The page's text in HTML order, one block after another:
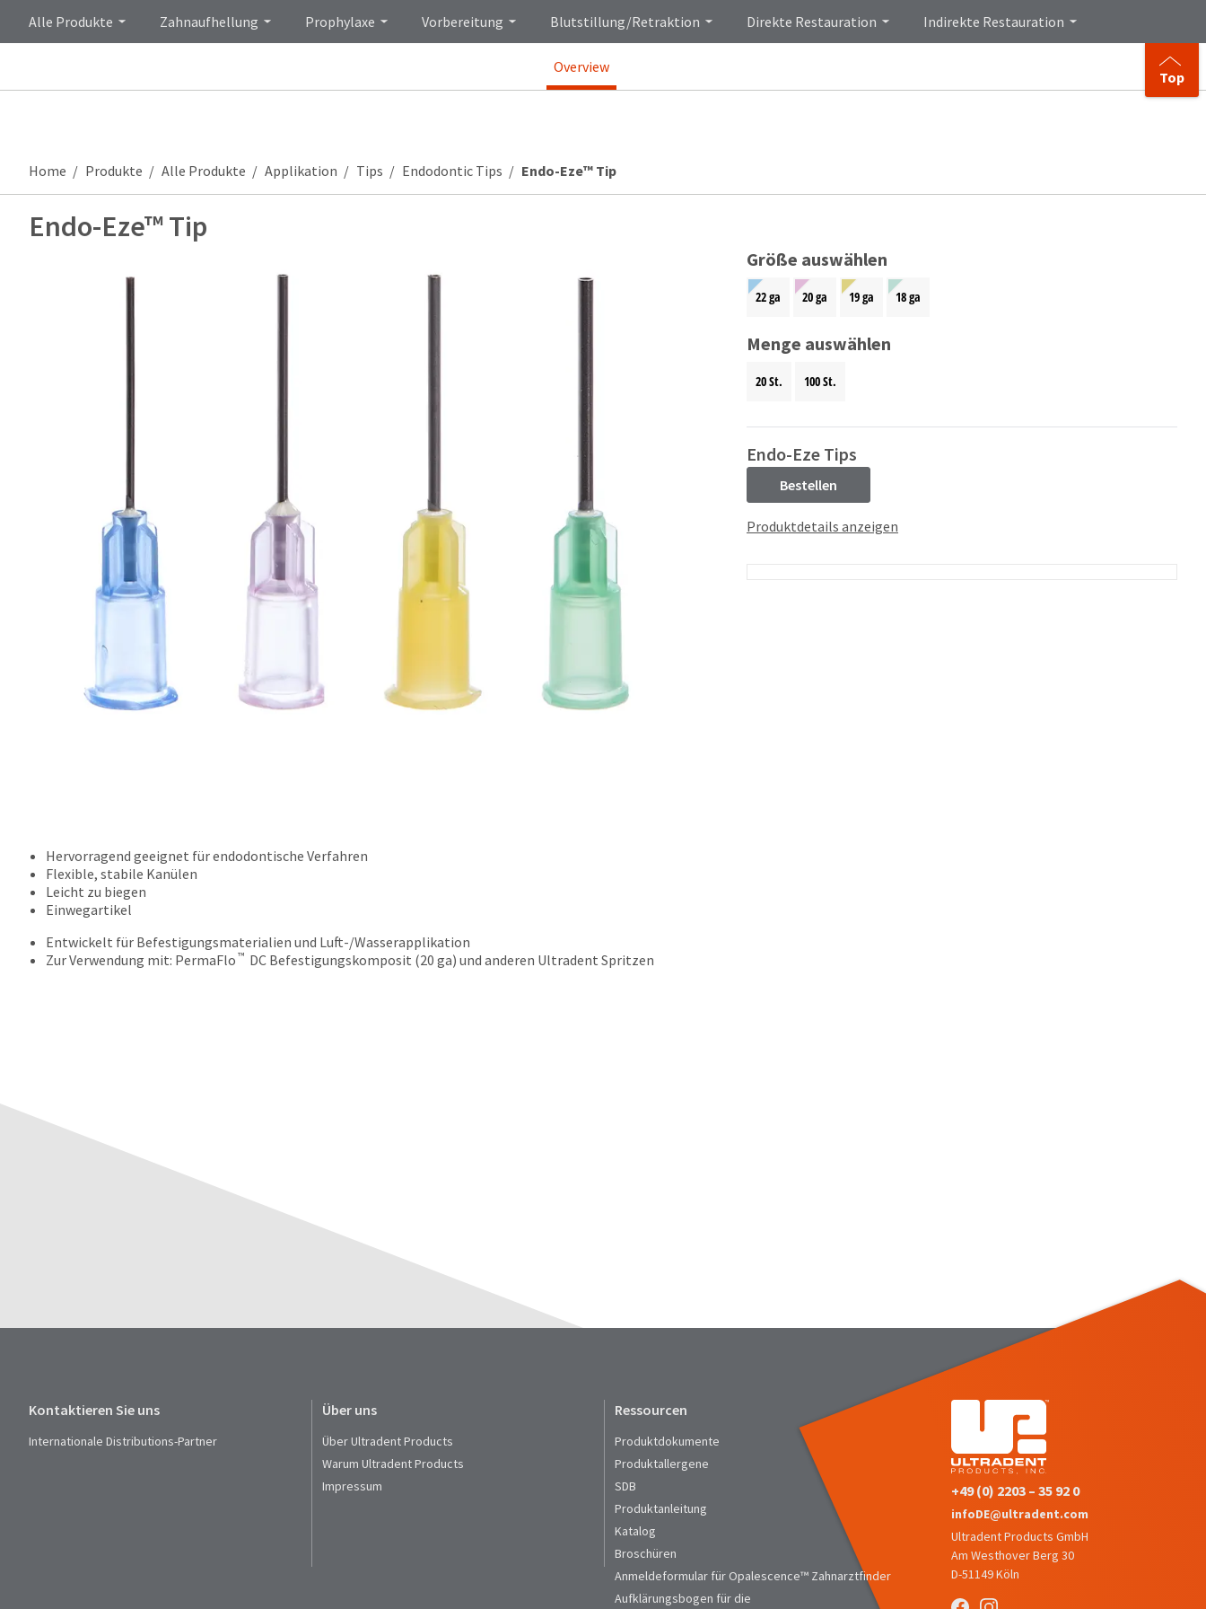
Alle Produkte Zahnaufhellung Prophylaxe Vorbereitung Blutstillung/Retraktion Direkte Restauration Indirekte Restauration
Overview
Top
Home Produkte Alle Produkte Applikation Tips Endodontic Tips Endo-Eze™ Tip
Endo-Eze™ Tip
Größe auswählen
22 ga 20 ga 19 ga 18 ga
Menge auswählen
20 St. 100 St.
Endo-Eze Tips
Bestellen
Produktdetails anzeigen
Hervorragend geeignet für endodontische Verfahren
Flexible, stabile Kanülen
Leicht zu biegen
Einwegartikel
Entwickelt für Befestigungsmaterialien und Luft-/Wasserapplikation
Zur Verwendung mit: PermaFlo ™ DC Befestigungskomposit (20 ga) und anderen Ultradent Spritzen
Kontaktieren Sie uns
Internationale Distributions-Partner
Über uns
Über Ultradent Products
Warum Ultradent Products
Impressum
Ressourcen
Produktdokumente
Produktallergene
SDB
Produktanleitung
Katalog
Broschüren
Anmeldeformular für Opalescence™ Zahnarztfinder
Aufklärungsbogen für die
+49 (0) 2203 – 35 92 0
infoDE@ultradent.com
Ultradent Products GmbH
Am Westhover Berg 30
D-51149 Köln